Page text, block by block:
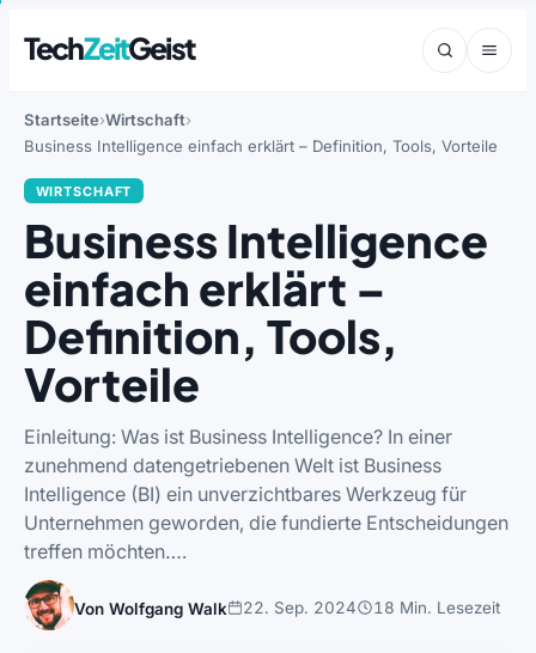
TechZeitGeist
Startseite Wirtschaft
Business Intelligence einfach erklärt – Definition, Tools, Vorteile
WIRTSCHAFT
Business Intelligence
einfach erklärt –
Definition, Tools,
Vorteile
Einleitung: Was ist Business Intelligence? In einer
zunehmend datengetriebenen Welt ist Business
Intelligence (BI) ein unverzichtbares Werkzeug für
Unternehmen geworden, die fundierte Entscheidungen
treffen möchten….
Von Wolfgang Walk 22. Sep. 2024 18 Min. Lesezeit